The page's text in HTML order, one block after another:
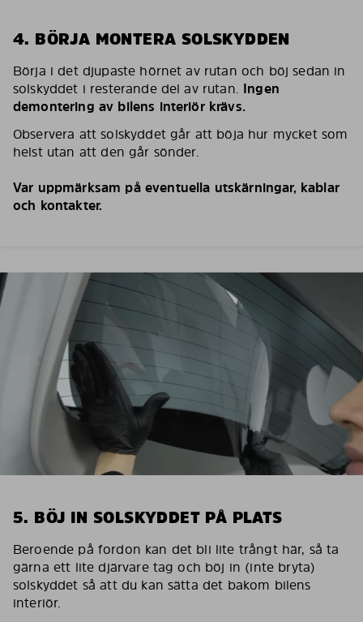
4. BÖRJA MONTERA SOLSKYDDEN
Börja i det djupaste hörnet av rutan och böj sedan in
solskyddet i resterande del av rutan. Ingen
demontering av bilens interiör krävs.
Observera att solskyddet går att böja hur mycket som
helst utan att den går sönder.
Var uppmärksam på eventuella utskärningar, kablar
och kontakter.
5. BÖJ IN SOLSKYDDET PÅ PLATS
Beroende på fordon kan det bli lite trångt här, så ta
gärna ett lite djärvare tag och böj in (inte bryta)
solskyddet så att du kan sätta det bakom bilens
interiör.